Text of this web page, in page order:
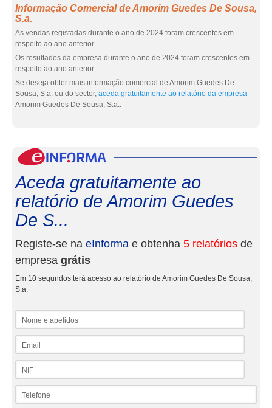
Informação Comercial de Amorim Guedes De Sousa,
S.a.
As vendas registadas durante o ano de 2024 foram crescentes em
respeito ao ano anterior.
Os resultados da empresa durante o ano de 2024 foram crescentes em
respeito ao ano anterior.
Se deseja obter mais informação comercial de Amorim Guedes De
Sousa, S.a. ou do sector, aceda gratuitamente ao relatório da empresa
Amorim Guedes De Sousa, S.a..
Aceda gratuitamente ao
relatório de Amorim Guedes
De S...
Registe-se na eInforma e obtenha 5 relatórios de
empresa grátis
Em 10 segundos terá acesso ao relatório de Amorim Guedes De Sousa,
S.a.